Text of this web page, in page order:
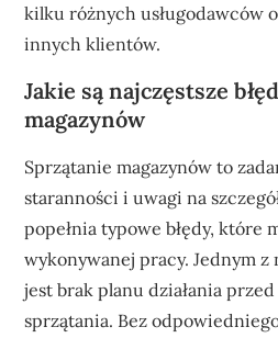
kilku różnych usługodawców
innych klientów.
Jakie są najczęstsze
magazynów
Sprzątanie magazynów to
staranności i uwagi na
popełnia typowe błędy, które
wykonywanej pracy. Jednym z
jest brak planu działania
sprzątania. Bez